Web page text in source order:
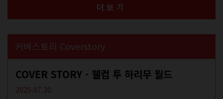
더보기
커버스토리 Coverstory
COVER STORY - 웰컴 투 하리무 월드
2025.07.30